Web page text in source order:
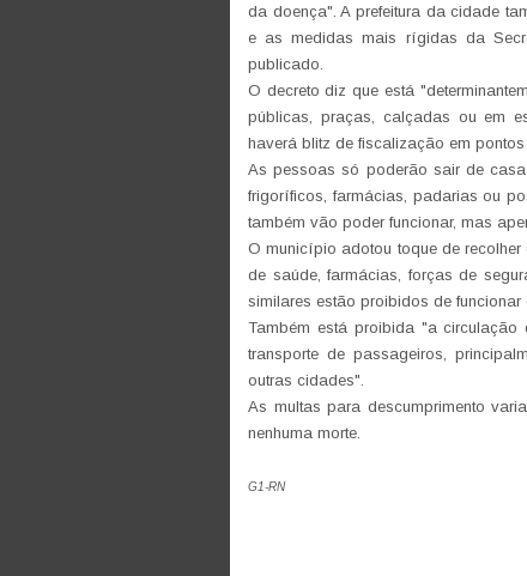
da doença". A prefeitura da cidade
e as medidas mais rígidas da
publicado.
O decreto diz que está
públicas, praças, calçadas ou em
haverá blitz de fiscalização em
As pessoas só poderão sair de
frigoríficos, farmácias, padarias ou
também vão poder funcionar, mas
O município adotou toque de
de saúde, farmácias, forças de
similares estão proibidos de funcionar
Também está proibida "a
transporte de passageiros,
outras cidades".
As multas para descumprimento
nenhuma morte.
G1-RN